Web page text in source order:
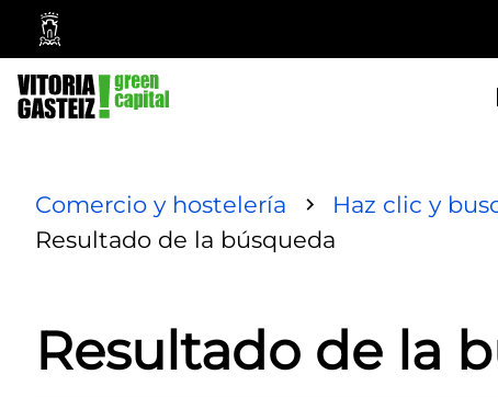
Ayuntamiento
Vitoria-
Gasteiz
Comercio y hostelería Haz clic y
Resultado de la búsqueda
Resultado de la